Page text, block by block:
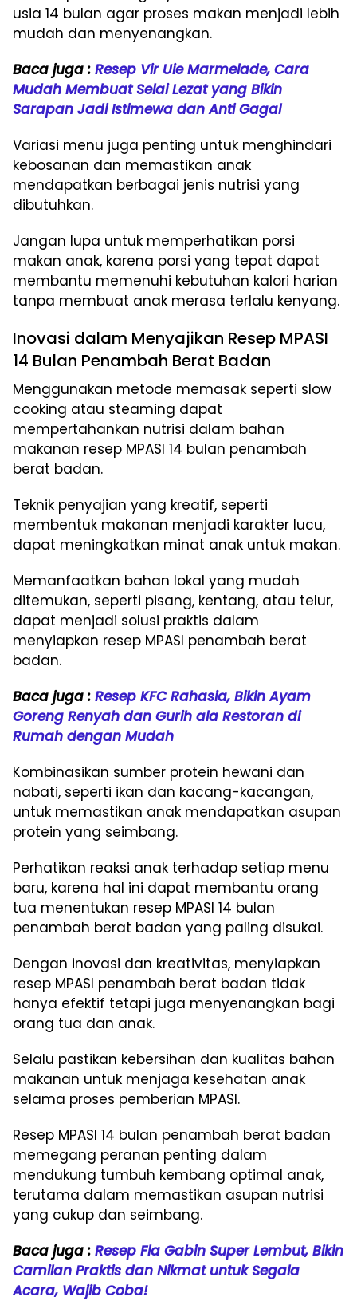
usia 14 bulan agar proses makan menjadi lebih
mudah dan menyenangkan.
Baca juga : Resep Vir Uie Marmelade, Cara
Mudah Membuat Selai Lezat yang Bikin
Sarapan Jadi Istimewa dan Anti Gagal
Variasi menu juga penting untuk menghindari
kebosanan dan memastikan anak
mendapatkan berbagai jenis nutrisi yang
dibutuhkan.
Jangan lupa untuk memperhatikan porsi
makan anak, karena porsi yang tepat dapat
membantu memenuhi kebutuhan kalori harian
tanpa membuat anak merasa terlalu kenyang.
Inovasi dalam Menyajikan Resep MPASI
14 Bulan Penambah Berat Badan
Menggunakan metode memasak seperti slow
cooking atau steaming dapat
mempertahankan nutrisi dalam bahan
makanan resep MPASI 14 bulan penambah
berat badan.
Teknik penyajian yang kreatif, seperti
membentuk makanan menjadi karakter lucu,
dapat meningkatkan minat anak untuk makan.
Memanfaatkan bahan lokal yang mudah
ditemukan, seperti pisang, kentang, atau telur,
dapat menjadi solusi praktis dalam
menyiapkan resep MPASI penambah berat
badan.
Baca juga : Resep KFC Rahasia, Bikin Ayam
Goreng Renyah dan Gurih ala Restoran di
Rumah dengan Mudah
Kombinasikan sumber protein hewani dan
nabati, seperti ikan dan kacang-kacangan,
untuk memastikan anak mendapatkan asupan
protein yang seimbang.
Perhatikan reaksi anak terhadap setiap menu
baru, karena hal ini dapat membantu orang
tua menentukan resep MPASI 14 bulan
penambah berat badan yang paling disukai.
Dengan inovasi dan kreativitas, menyiapkan
resep MPASI penambah berat badan tidak
hanya efektif tetapi juga menyenangkan bagi
orang tua dan anak.
Selalu pastikan kebersihan dan kualitas bahan
makanan untuk menjaga kesehatan anak
selama proses pemberian MPASI.
Resep MPASI 14 bulan penambah berat badan
memegang peranan penting dalam
mendukung tumbuh kembang optimal anak,
terutama dalam memastikan asupan nutrisi
yang cukup dan seimbang.
Baca juga : Resep Fla Gabin Super Lembut, Bikin
Camilan Praktis dan Nikmat untuk Segala
Acara, Wajib Coba!